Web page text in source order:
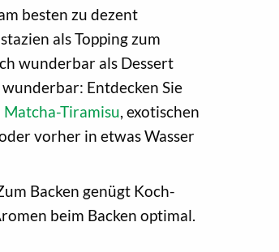
besten zu dezent
als Topping zum
wunderbar als Dessert
Entdecken Sie
Matcha-Tiramisu , exotischen
vorher in etwas Wasser
Backen genügt Koch-
beim Backen optimal.